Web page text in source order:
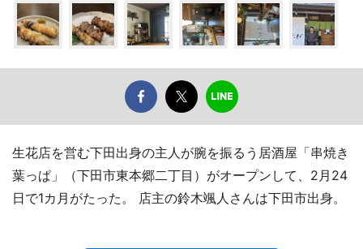
生花店を営む下田出身の主人が腕を振るう居酒屋「串焼き
葉っぱ」（下田市東本郷二丁目）がオープンして、2月24
日で1カ月がたった。 店主の鈴木颯人さんは下田市出身。